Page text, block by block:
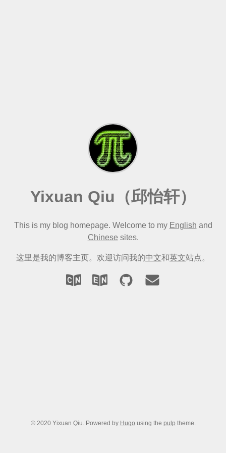
Yixuan Qiu（邱怡轩）
This is my blog homepage. Welcome to my English and
Chinese sites.
这里是我的博客主页。欢迎访问我的中文和英文站点。
© 2020 Yixuan Qiu. Powered by Hugo using the pulp theme.